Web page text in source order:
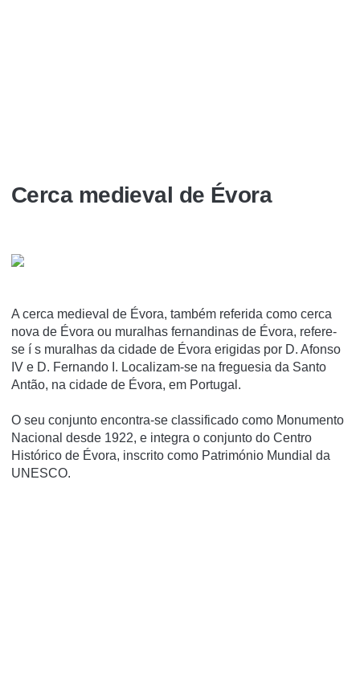
Cerca medieval de Évora
A cerca medieval de Évora, também referida como cerca
nova de Évora ou muralhas fernandinas de Évora, refere-
se í s muralhas da cidade de Évora erigidas por D. Afonso
IV e D. Fernando I. Localizam-se na freguesia da Santo
Antão, na cidade de Évora, em Portugal.
O seu conjunto encontra-se classificado como Monumento
Nacional desde 1922, e integra o conjunto do Centro
Histórico de Évora, inscrito como Património Mundial da
UNESCO.